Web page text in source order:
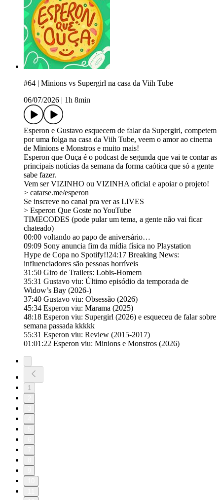
#64 | Minions vs Supergirl na casa da Viih Tube
06/07/2026
1h 8min
⁠Esperon⁠⁠⁠⁠⁠⁠⁠⁠⁠⁠⁠⁠⁠⁠⁠⁠⁠⁠⁠⁠⁠⁠⁠⁠⁠⁠⁠⁠⁠⁠⁠⁠⁠⁠⁠⁠⁠⁠⁠⁠⁠⁠⁠⁠⁠⁠⁠⁠⁠⁠⁠⁠⁠⁠⁠⁠⁠⁠⁠⁠⁠ e ⁠⁠⁠⁠⁠⁠⁠⁠⁠⁠⁠⁠⁠⁠⁠⁠⁠⁠⁠⁠⁠⁠⁠⁠⁠⁠⁠⁠⁠⁠⁠⁠⁠⁠⁠⁠⁠⁠⁠⁠⁠⁠⁠⁠⁠⁠⁠⁠⁠⁠⁠⁠⁠⁠⁠⁠⁠⁠⁠⁠Gustavo⁠⁠⁠⁠⁠⁠⁠⁠⁠⁠⁠⁠ esquecem de falar da Supergirl, competem
por uma folga na casa da Viih Tube, veem o amor ao cinema
de Minions e Monstros e muito mais!
Esperon que Ouça é o podcast de segunda que vai te contar as
principais notícias da semana da forma caótica que só a gente
sabe fazer⁠⁠⁠⁠⁠⁠⁠⁠⁠⁠⁠⁠⁠⁠⁠⁠⁠⁠⁠⁠⁠⁠⁠⁠⁠⁠⁠⁠⁠⁠⁠⁠⁠⁠⁠⁠⁠⁠⁠⁠⁠⁠⁠⁠⁠⁠⁠⁠⁠⁠⁠⁠⁠⁠⁠⁠⁠⁠⁠⁠⁠⁠⁠⁠⁠⁠⁠⁠⁠⁠⁠⁠⁠⁠⁠⁠⁠⁠⁠⁠⁠⁠⁠⁠⁠⁠⁠⁠⁠⁠⁠⁠⁠⁠⁠⁠⁠⁠⁠⁠⁠⁠⁠⁠⁠⁠⁠⁠⁠⁠⁠⁠⁠⁠⁠⁠⁠⁠⁠⁠⁠⁠.
Vem ser VIZINHO ou VIZINHA oficial e apoiar o projeto!
> ⁠⁠⁠⁠⁠⁠⁠⁠⁠⁠⁠⁠⁠⁠⁠⁠⁠⁠⁠⁠⁠⁠⁠⁠⁠⁠⁠⁠⁠⁠⁠⁠⁠⁠⁠⁠⁠⁠⁠⁠⁠⁠⁠⁠⁠⁠⁠⁠⁠⁠⁠⁠⁠⁠⁠⁠⁠⁠⁠⁠⁠catarse.me/esperon⁠⁠⁠⁠⁠⁠⁠⁠⁠⁠⁠⁠⁠⁠⁠⁠⁠⁠⁠⁠⁠⁠⁠⁠⁠⁠⁠⁠⁠⁠⁠⁠⁠⁠⁠⁠⁠⁠⁠⁠⁠⁠⁠⁠⁠⁠⁠⁠⁠⁠⁠⁠⁠⁠⁠⁠⁠⁠⁠⁠
Se inscreve no canal pra ver as LIVES
> ⁠⁠⁠⁠⁠⁠⁠⁠⁠⁠⁠⁠⁠⁠⁠⁠⁠⁠⁠⁠⁠⁠⁠⁠⁠⁠⁠⁠⁠⁠⁠⁠⁠⁠⁠⁠⁠⁠⁠⁠⁠⁠⁠⁠⁠⁠⁠⁠⁠Esperon Que Goste no YouTube⁠⁠⁠⁠⁠⁠⁠⁠⁠⁠⁠⁠⁠⁠⁠⁠⁠⁠⁠⁠⁠⁠⁠⁠⁠⁠⁠⁠⁠⁠⁠⁠⁠⁠⁠⁠⁠⁠⁠⁠⁠⁠⁠⁠⁠⁠⁠⁠⁠
TIMECODES (pode pular um tema, a gente não vai ficar
chateado)
00:00 voltando ao papo de aniversário…
09:09 Sony anuncia fim da mídia física no Playstation
⁠Hype de Copa no Spotify!!24:17 Breaking News:
influenciadores são pessoas horríveis
31:50 Giro de Trailers: Lobis-Homem
35:31 Gustavo viu: Último episódio da temporada de
Widow’s Bay (2026-)
37:40 Gustavo viu: Obsessão (2026)
45:34 Esperon viu: Marama (2025)
48:18 Esperon viu: Supergirl (2026) e esqueceu de falar sobre
semana passada kkkkk
55:31 Esperon viu: Review (2015-2017)
01:01:22 Esperon viu: Minions e Monstros (2026)
1